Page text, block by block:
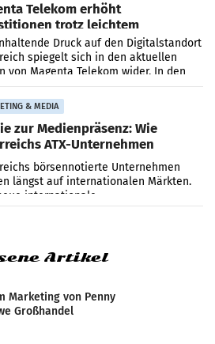
Telekom erhöht
trotz leichtem
Druck auf den Digitalstandort
spiegelt sich in den aktuellen
von Magenta Telekom wider. In den
sechs Monaten des laufenden Jahres
& MEDIA
zur Medienpräsenz: Wie
ATX-Unternehmen
wahrgenommen
börsennotierte Unternehmen
längst auf internationalen Märkten.
internationale
untersucht die
Artikel
Marketing von Penny
Großhandel